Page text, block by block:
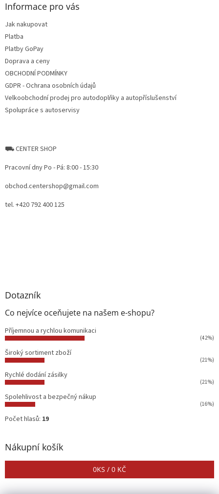
Informace pro vás
Jak nakupovat
Platba
Platby GoPay
Doprava a ceny
OBCHODNÍ PODMÍNKY
GDPR - Ochrana osobních údajů
Velkoobchodní prodej pro autodoplňky a autopříslušenství
Spolupráce s autoservisy
⛟ CENTER SHOP
Pracovní dny Po - Pá: 8:00 - 15:30
obchod.centershop@gmail.com
tel. +420 792 400 125
Dotazník
Co nejvíce oceňujete na našem e-shopu?
Příjemnou a rychlou komunikaci
(42%)
Široký sortiment zboží
(21%)
Rychlé dodání zásilky
(21%)
Spolehlivost a bezpečný nákup
(16%)
Počet hlasů: 19
Nákupní košík
0KS / 0 KČ